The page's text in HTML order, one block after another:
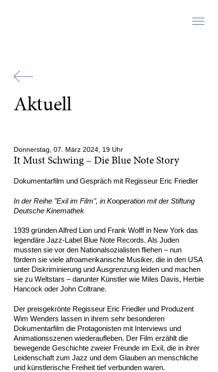
Aktuell
Donnerstag, 07. März 2024, 19 Uhr
It Must Schwing – Die Blue Note Story
Dokumentarfilm und Gespräch mit Regisseur Eric Friedler
In der Reihe "Exil im Film", in Kooperation mit der Stiftung
Deutsche Kinemathek
1939 gründen Alfred Lion und Frank Wolff in New York das
legendäre Jazz-Label Blue Note Records. Als Juden
mussten sie vor den Nationalsozialisten fliehen – nun
fördern sie viele afroamerikanische Musiker, die in den USA
unter Diskriminierung und Ausgrenzung leiden und machen
sie zu Weltstars – darunter Künstler wie Miles Davis, Herbie
Hancock oder John Coltrane.
Der preisgekrönte Regisseur Eric Friedler und Produzent
Wim Wenders lassen in ihrem sehr besonderen
Dokumentarfilm die Protagonisten mit Interviews und
Animationsszenen wiederaufleben. Der Film erzählt die
bewegende Geschichte zweier Freunde im Exil, die in ihrer
Leidenschaft zum Jazz und dem Glauben an menschliche
und künstlerische Freiheit tief verbunden waren.